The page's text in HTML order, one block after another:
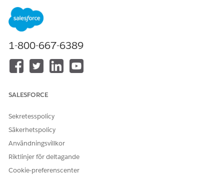
1-800-667-6389
SALESFORCE
Sekretesspolicy
Säkerhetspolicy
Användningsvillkor
Riktlinjer för deltagande
Cookie-preferenscenter